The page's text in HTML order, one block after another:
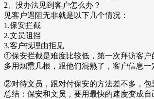
2、没办法见到客户怎么办？
见客户遇阻无非就是以下几个情况：
1.保安拦截
2.文员阻挡
3.客户找理由拒见
①保安拦截是难度比较低，第一次拜访客户
多用烟熏几根，跟他们混熟了，客户信息一
②对待文员，跟对付保安的方法差不多，包
总结：保安和文员，要用最快的速度变成